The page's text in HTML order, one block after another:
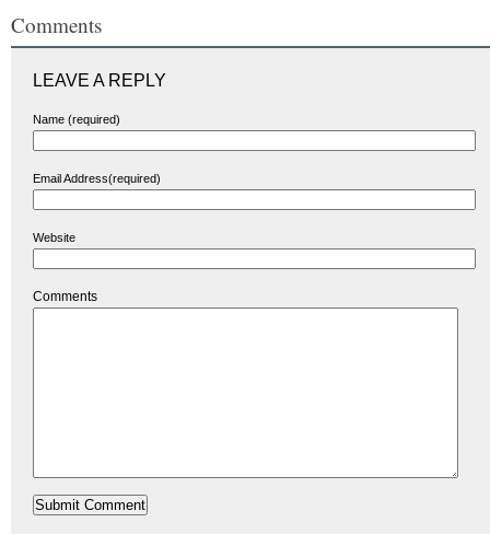
Comments
LEAVE A REPLY
Name (required)
Email Address(required)
Website
Comments